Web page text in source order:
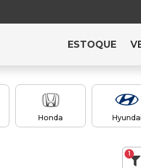
ESTOQUE
Honda Hyundai
1